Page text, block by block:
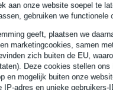
aan onze website soepel te
gebruiken we functionele
geeft, plaatsen we
marketingcookies, samen
zich buiten de EU,
Deze cookies stellen
en mogelijk buiten onze
IP-adres en unieke gebruikers-
flatscreen TV en
inch - 55 inch
(2)